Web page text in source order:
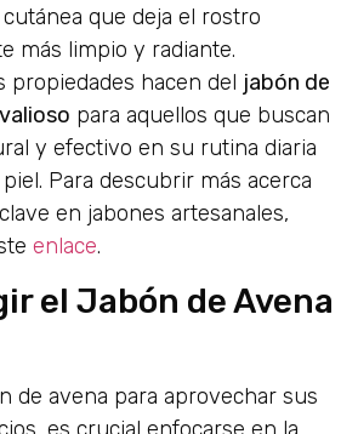
que deja el rostro
más limpio y radiante.
propiedades hacen del jabón de
para aquellos que buscan
y efectivo en su rutina diaria
Para descubrir más acerca
en jabones artesanales,
enlace.
el Jabón de Avena
de avena para aprovechar sus
es crucial enfocarse en la